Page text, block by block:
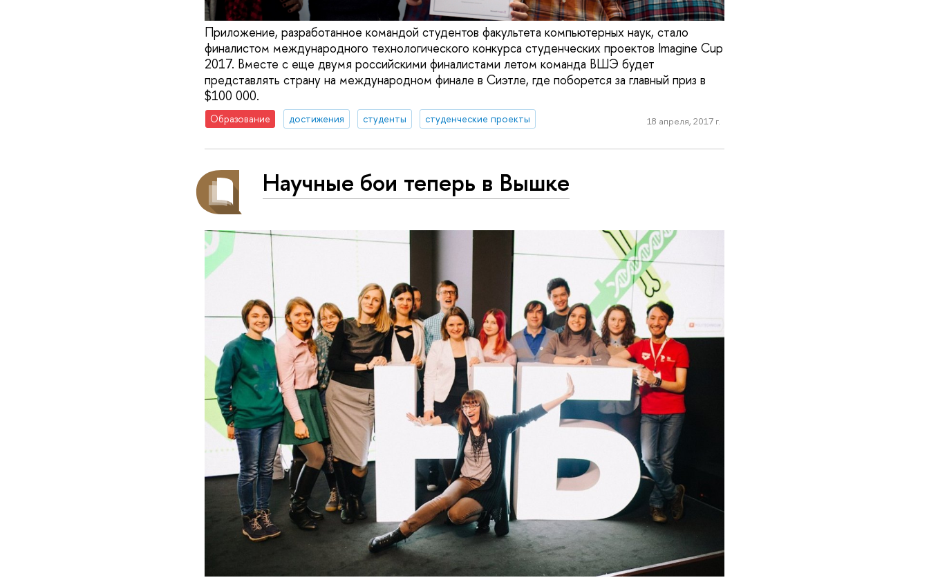
Приложение, разработанное командой студентов факультета компьютерных наук, стало
финалистом международного технологического конкурса студенческих проектов Imagine Cup
2017. Вместе с еще двумя российскими финалистами летом команда ВШЭ будет
представлять страну на международном финале в Сиэтле, где поборется за главный приз в
$100 000.
Образование достижения студенты студенческие проекты 18 апреля, 2017 г.
Научные бои теперь в Вышке